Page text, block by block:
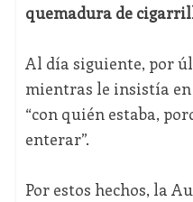
quemadura de
Al día siguiente, por
mientras le insistía
“con quién estaba,
enterar”.
Por estos hechos, la